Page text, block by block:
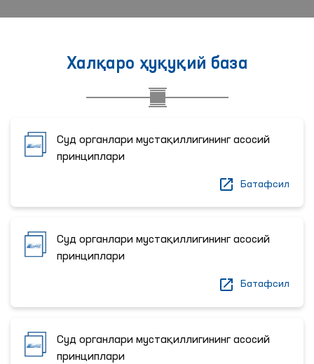
Халқаро ҳуқуқий база
Суд органлари мустақиллигининг асосий
принциплари
Батафсил
Суд органлари мустақиллигининг асосий
принциплари
Батафсил
Суд органлари мустақиллигининг асосий
принциплари